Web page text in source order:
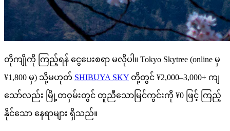
တိုကျိုကို ကြည့်ရန် ငွေပေးစရာ မလိုပါ။ Tokyo Skytree (online မှ
¥1,800 မှ) သို့မဟုတ် SHIBUYA SKY တို့တွင် ¥2,000–3,000+ ကျ
သော်လည်း မြို့တဝှမ်းတွင် တူညီသောမြင်ကွင်းကို ¥0 ဖြင့် ကြည့်
နိုင်သော နေရာများ ရှိသည်။